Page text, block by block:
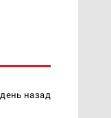
день назад